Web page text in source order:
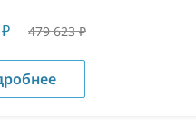
₽ 479 623₽